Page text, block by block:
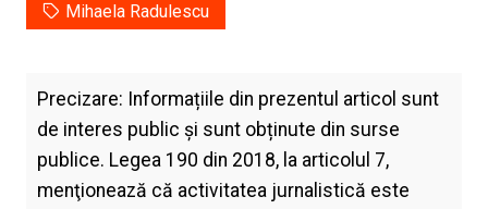
Mihaela Radulescu
Precizare: Informațiile din prezentul articol sunt
de interes public și sunt obținute din surse
publice. Legea 190 din 2018, la articolul 7,
menţionează că activitatea jurnalistică este